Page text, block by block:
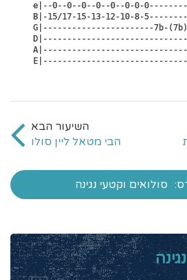
e|--0--0--0--0--0--0-0-
B|-15/17-15-13-12-10-8-
G|-----------------------7b-
הבי מטאל ליין סולו
סולואים וקטעי נגינה